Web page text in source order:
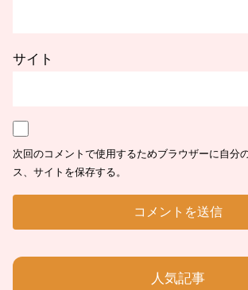
サイト
次回のコメントで使用するためブラウザーに自分
ス、サイトを保存する。
人気記事